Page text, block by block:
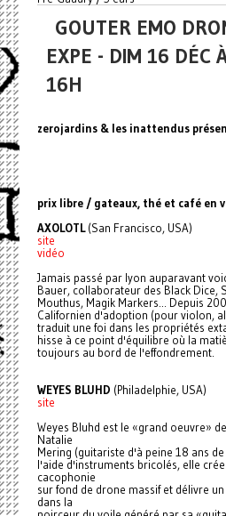
GOUTER EMO
EXPE - DIM 16 DÉC
16H
zerojardins & les inattendus
prix libre / gateaux, thé et café en
AXOLOTL(San Francisco, USA)
site
vidéo
Jamais passé par lyon auparavant
Bauer, collaborateur des Black Dice,
Mouthus, Magik Markers... Depuis
Californien d'adoption (pour violon,
traduit une foi dans les propriétés
hisse à ce point d'équilibre où la
toujours au bord de l'effondrement.
WEYES BLUHD (Philadelphie, USA)
site
Weyes Bluhd est le «grand oeuvre»
Natalie
Mering (guitariste d'à peine 18 ans
l'aide d'instruments bricolés, elle
cacophonie
sur fond de drone massif et délivre
dans la